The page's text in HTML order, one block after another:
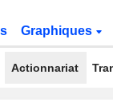
Graphiques
Actionnariat